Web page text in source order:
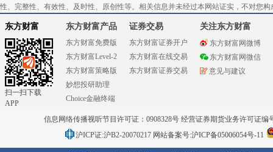
性、完整性、有效性、及时性、原创性等。相关信息并未经过本网站证实，不对您
东方财富
扫一扫下载
APP
东方财富产品
东方财富免费版
东方财富Level-2
东方财富策略版
妙想投研助理
Choice金融终端
证券交易
东方财富证券开户
东方财富在线交易
东方财富证券交易
关注东方财富
东方财富网微博
东方财富网微信
意见与建议
信息网络传播视听节目许可证：0908328号 经营证券期货业务许可证编
沪ICP证:沪B2-20070217 网站备案号:沪ICP备05006054号-11